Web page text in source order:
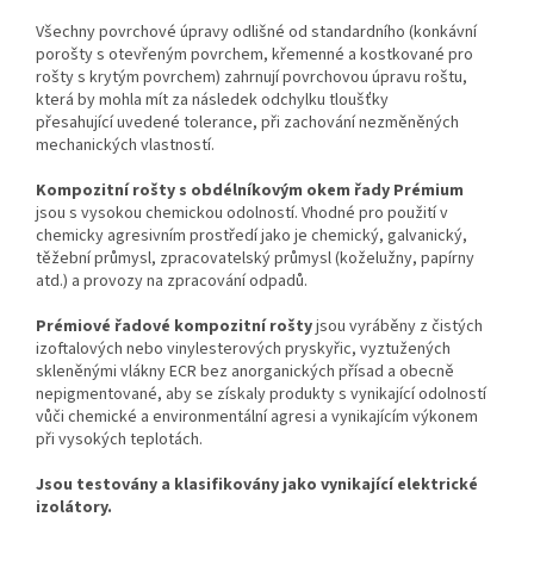
Všechny povrchové úpravy odlišné od standardního (konkávní
porošty s otevřeným povrchem, křemenné a kostkované pro
roštys krytým povrchem) zahrnují povrchovou úpravu roštu,
která by mohla mít za následek odchylku tloušťky
přesahujícíuvedené tolerance, při zachování nezměněných
mechanických vlastností.
Kompozitní rošty s obdélníkovým okem řady Prémium
jsou s vysokou chemickou odolností. Vhodné pro použití v
chemicky agresivním prostředí jako je chemický, galvanický,
těžební průmysl, zpracovatelský průmysl (koželužny, papírny
atd.) a provozy na zpracování odpadů.
Prémiové řadové kompozitní roštyjsou vyráběny z čistých
izoftalových nebo vinylesterových pryskyřic, vyztužených
skleněnými vlákny ECR bez anorganických přísad a obecně
nepigmentované, aby se získaly produkty s vynikající odolností
vůči chemické a environmentální agresi a vynikajícím výkonem
při vysokých teplotách.
Jsou testovány a klasifikovány jako vynikající elektrické
izolátory.